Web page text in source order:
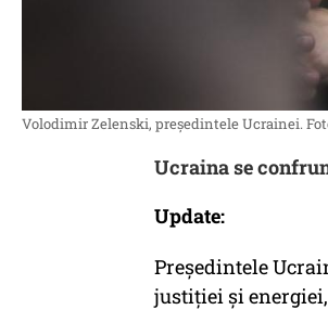
Volodimir Zelenski, președintele Ucrainei.
Ucraina se
Update:
Preşedintele
justiţiei şi